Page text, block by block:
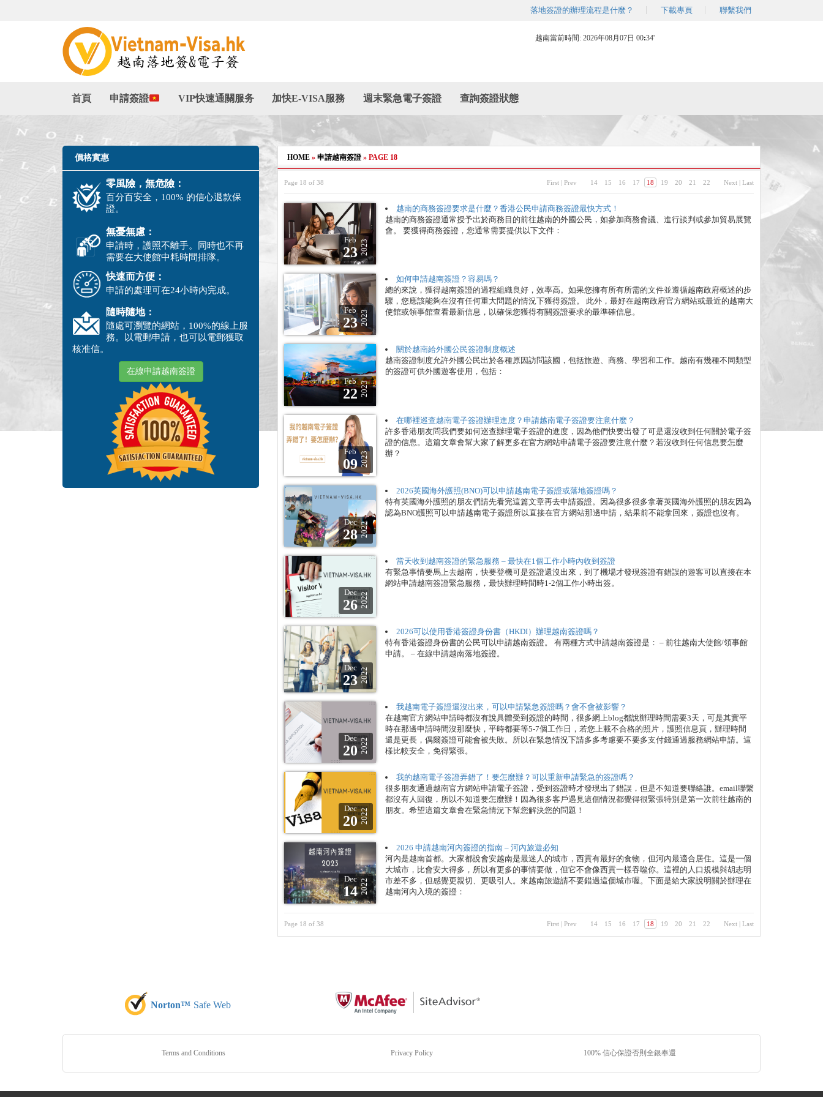
落地簽證的辦理流程是什麼？ 下載專頁 聯繫我們
越南當前時間:2026年08月07日 00 34'
首頁 申請簽證 VIP快速通關服务 加快E-VISA服務 週末緊急電子簽證 查詢簽證狀態
價格實惠
零風險，無危險：
百分百安全，100% 的信心退款保
證。
無憂無慮：
申請時，護照不離手。同時也不再
需要在大使館中耗時間排隊。
快速而方便：
申請的處理可在24小時內完成。
隨時隨地：
隨處可瀏覽的網站，100%的線上服
務。以電郵申請，也可以電郵獲取
核准信。
在線申請越南簽證
HOME » 申請越南簽證» PAGE 18
Page 18 of 38 First | Prev 14 15 16 17 18 19 20 21 22 Next | Last
Feb
232023
越南的商務簽證要求是什麼？香港公民申請商務簽證最快方式！
越南的商務簽證通常授予出於商務目的前往越南的外國公民，如參加商務會議、進行談判或參加貿易展覽
會。 要獲得商務簽證，您通常需要提供以下文件：
Feb
232023
如何申請越南簽證？容易嗎？
總的來說，獲得越南簽證的過程組織良好，效率高。如果您擁有所有所需的文件並遵循越南政府概述的步
驟，您應該能夠在沒有任何重大問題的情況下獲得簽證。 此外，最好在越南政府官方網站或最近的越南大
使館或領事館查看最新信息，以確保您獲得有關簽證要求的最準確信息。
Feb
222023
關於越南給外國公民簽證制度概述
越南簽證制度允許外國公民出於各種原因訪問該國，包括旅遊、商務、學習和工作。越南有幾種不同類型
的簽證可供外國遊客使用，包括：
Feb
092023
在哪裡巡查越南電子簽證辦理進度？申請越南電子簽證要注意什麼？
許多香港朋友問我們要如何巡查辦理電子簽證的進度，因為他們快要出發了可是還沒收到任何關於電子簽
證的信息。這篇文章會幫大家了解更多在官方網站申請電子簽證要注意什麼？若沒收到任何信息要怎麼
辦？
Dec
282022
2026英國海外護照(BNO)可以申請越南電子簽證或落地簽證嗎？
特有英國海外護照的朋友們請先看完這篇文章再去申請簽證。因為很多很多拿著英國海外護照的朋友因為
認為BNO護照可以申請越南電子簽證所以直接在官方網站那邊申請，結果前不能拿回來，簽證也沒有。
Dec
262022
當天收到越南簽證的緊急服務 – 最快在1個工作小時內收到簽證
有緊急事情要馬上去越南，快要登機可是簽證還沒出來，到了機場才發現簽證有錯誤的遊客可以直接在本
網站申請越南簽證緊急服務，最快辦理時間時1-2個工作小時出簽。
Dec
232022
2026可以使用香港簽證身份書（HKDI）辦理越南簽證嗎？
特有香港簽證身份書的公民可以申請越南簽證。 有兩種方式申請越南簽證是： – 前往越南大使館/領事館
申請。 – 在線申請越南落地簽證。
Dec
202022
我越南電子簽證還沒出來，可以申請緊急簽證嗎？會不會被影響？
在越南官方網站申請時都沒有說具體受到簽證的時間，很多網上blog都說辦理時間需要3天，可是其實平
時在那邊申請時間沒那麼快，平時都要等5-7個工作日，若您上載不合格的照片，護照信息頁，辦理時間
還是更長，偶爾簽證可能會被失敗。所以在緊急情況下請多多考慮要不要多支付錢通過服務網站申請。這
樣比較安全，免得緊張。
Dec
202022
我的越南電子簽證弄錯了！要怎麼辦？可以重新申請緊急的簽證嗎？
很多朋友通過越南官方網站申請電子簽證，受到簽證時才發現出了錯誤，但是不知道要聯絡誰。email聯繫
都沒有人回復，所以不知道要怎麼辦！因為很多客戶遇見這個情況都覺得很緊張特別是第一次前往越南的
朋友。希望這篇文章會在緊急情況下幫您解決您的問題！
Dec
142022
2026 申請越南河內簽證的指南 – 河內旅遊必知
河內是越南首都。大家都說會安越南是最迷人的城市，西貢有最好的食物，但河內最適合居住。這是一個
大城市，比會安大得多，所以有更多的事情要做，但它不會像西貢一樣吞噬你。這裡的人口規模與胡志明
市差不多，但感覺更親切、更吸引人。來越南旅遊請不要錯過這個城市喔。下面是給大家說明關於辦理在
越南河內入境的簽證：
Page 18 of 38 First | Prev 14 15 16 17 18 19 20 21 22 Next | Last
Norton™ Safe Web
Terms and Conditions Privacy Policy 100% 信心保證否則全銀奉還